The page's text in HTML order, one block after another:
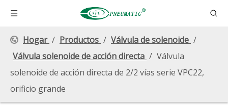
Hogar / Productos / Válvula de solenoide /
Válvula solenoide de acción directa / Válvula
solenoide de acción directa de 2/2 vías serie VPC22,
orificio grande